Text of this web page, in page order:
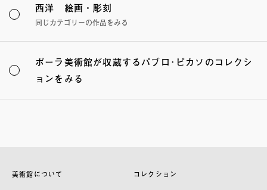
西洋 絵画・彫刻
同じカテゴリーの作品をみる
ポーラ美術館が収蔵するパブロ･ピカソのコレクシ
ョンをみる
美術館について コレクション